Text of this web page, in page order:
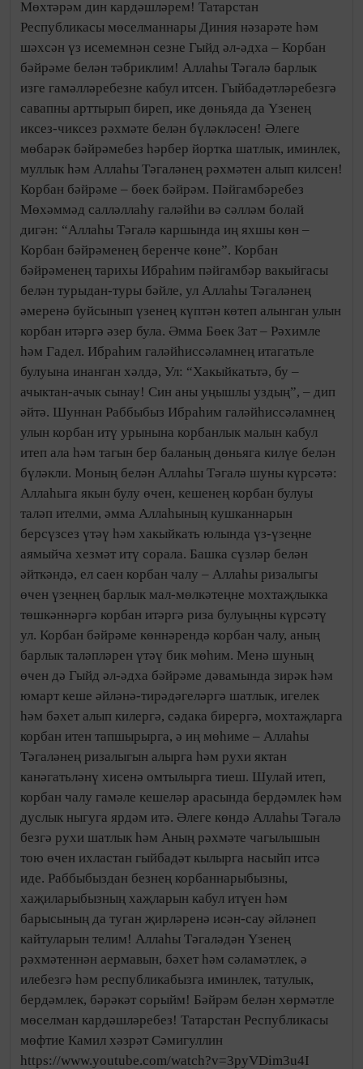
Мөхтәрәм дин кардәшләрем! Татарстан
Республикасы мөселманнары Диния нәзарәте һәм
шәхсән үз исемемнән сезне Гыйд әл-әдха – Корбан
бәйрәме белән тәбриклим! Аллаһы Тәгалә барлык
изге гамәлләребезне кабул итсен. Гыйбадәтләребезгә
савапны арттырып биреп, ике дөньяда да Үзенең
иксез-чиксез рәхмәте белән бүләкләсен! Әлеге
мөбарәк бәйрәмебез һәрбер йортка шатлык, иминлек,
муллык һәм Аллаһы Тәгаләнең рәхмәтен алып килсен!
Корбан бәйрәме – бөек бәйрәм. Пәйгамбәребез
Мөхәммәд салләллаһу галәйһи вә сәлләм болай
дигән: “Аллаһы Тәгалә каршында иң яхшы көн –
Корбан бәйрәменең беренче көне”. Корбан
бәйрәменең тарихы Ибраһим пәйгамбәр вакыйгасы
белән турыдан-туры бәйле, ул Аллаһы Тәгаләнең
әмеренә буйсынып үзенең күптән көтеп алынган улын
корбан итәргә әзер була. Әмма Бөек Зат – Рәхимле
һәм Гадел. Ибраһим галәйһиссәламнең итагатьле
булуына инанган хәлдә, Ул: “Хакыйкатьтә, бу –
ачыктан-ачык сынау! Син аны уңышлы уздың”, – дип
әйтә. Шуннан Раббыбыз Ибраһим галәйһиссәламнең
улын корбан итү урынына корбанлык малын кабул
итеп ала һәм тагын бер баланың дөньяга килүе белән
бүләкли. Моның белән Аллаһы Тәгалә шуны күрсәтә:
Аллаһыга якын булу өчен, кешенең корбан булуы
таләп ителми, әмма Аллаһының кушканнарын
берсүзсез үтәү һәм хакыйкать юлында үз-үзеңне
аямыйча хезмәт итү сорала. Башка сүзләр белән
әйткәндә, ел саен корбан чалу – Аллаһы ризалыгы
өчен үзеңнең барлык мал-мөлкәтеңне мохтаҗлыкка
төшкәннәргә корбан итәргә риза булуыңны күрсәтү
ул. Корбан бәйрәме көннәрендә корбан чалу, аның
барлык таләпләрен үтәү бик мөһим. Менә шуның
өчен дә Гыйд әл-әдха бәйрәме дәвамында зирәк һәм
юмарт кеше әйләнә-тирәдәгеләргә шатлык, игелек
һәм бәхет алып килергә, сәдака бирергә, мохтаҗларга
корбан итен тапшырырга, ә иң мөһиме – Аллаһы
Тәгаләнең ризалыгын алырга һәм рухи яктан
канәгатьләнү хисенә омтылырга тиеш. Шулай итеп,
корбан чалу гамәле кешеләр арасында бердәмлек һәм
дуслык ныгуга ярдәм итә. Әлеге көндә Аллаһы Тәгалә
безгә рухи шатлык һәм Аның рәхмәте чагылышын
тою өчен ихластан гыйбадәт кылырга насыйп итсә
иде. Раббыбыздан безнең корбаннарыбызны,
хаҗиларыбызның хаҗларын кабул итүен һәм
барысының да туган җирләренә исән-сау әйләнеп
кайтуларын телим! Аллаһы Тәгаләдән Үзенең
рәхмәтеннән аермавын, бәхет һәм сәламәтлек, ә
илебезгә һәм республикабызга иминлек, татулык,
бердәмлек, бәрәкәт сорыйм! Бәйрәм белән хөрмәтле
мөселман кардәшләребез! Татарстан Республикасы
мөфтие Камил хәзрәт Сәмигуллин
https://www.youtube.com/watch?v=3pyVDim3u4I